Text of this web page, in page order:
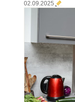
02.09.2025